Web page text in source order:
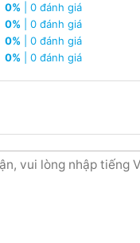
152 – Hàng cao
0% | 0 đánh giá
0% | 0 đánh giá
0% | 0 đánh giá
0% | 0 đánh giá